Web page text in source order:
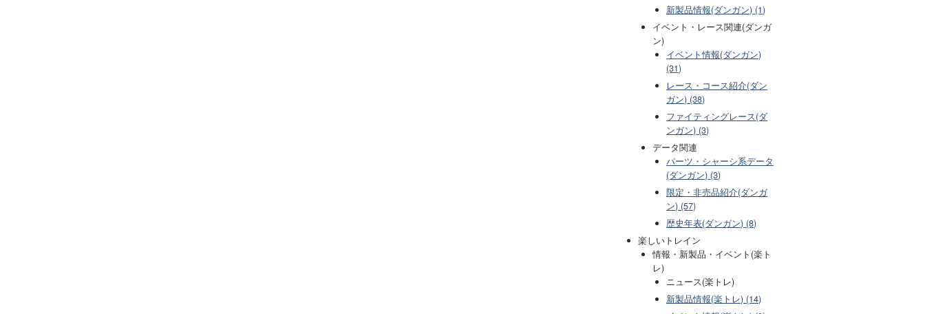
新製品情報(ダンガン) (1)
イベント・レース関連(ダンガ
ン)
イベント情報(ダンガン)
(31)
レース・コース紹介(ダン
ガン) (38)
ファイティングレース(ダ
ンガン) (3)
データ関連
パーツ・シャーシ系データ
(ダンガン) (3)
限定・非売品紹介(ダンガ
ン) (57)
歴史年表(ダンガン) (8)
楽しいトレイン
情報・新製品・イベント(楽ト
レ)
ニュース(楽トレ)
新製品情報(楽トレ) (14)